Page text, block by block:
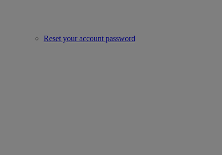
Reset your account password